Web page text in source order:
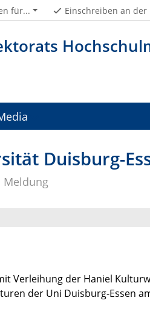
für... Einschreiben an der
Duisburg-
Meldung
Verleihung der Haniel
der Uni Duisburg-Essen